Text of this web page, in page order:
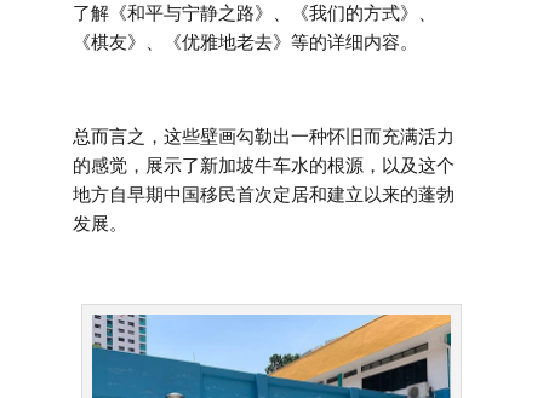
了解《和平与宁静之路》、《我们的方式》、
《棋友》、《优雅地老去》等的详细内容。
总而言之，这些壁画勾勒出一种怀旧而充满活力
的感觉，展示了新加坡牛车水的根源，以及这个
地方自早期中国移民首次定居和建立以来的蓬勃
发展。